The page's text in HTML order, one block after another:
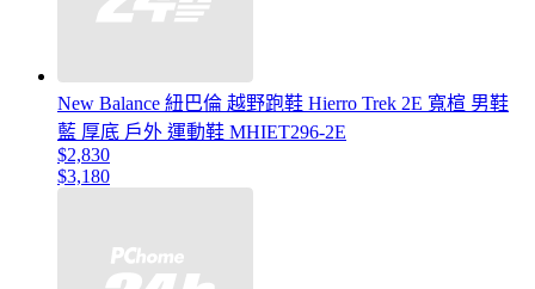
New Balance 紐巴倫 越野跑鞋 Hierro Trek 2E 寬楦 男鞋
藍 厚底 戶外 運動鞋 MHIET296-2E
$2,830
$3,180